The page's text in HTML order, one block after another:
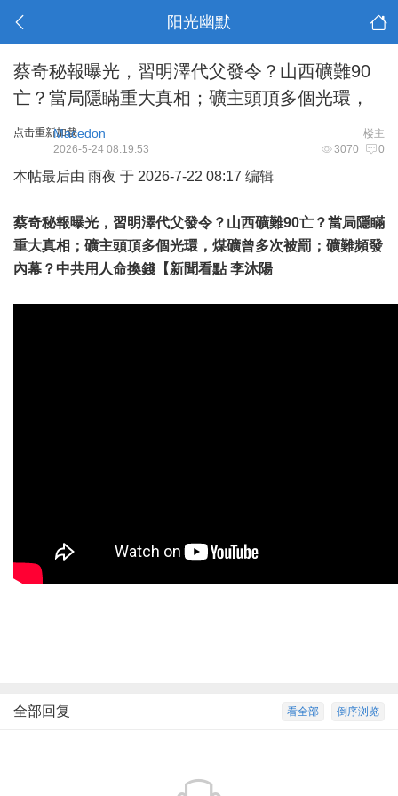
阳光幽默
蔡奇秘報曝光，習明澤代父發令？山西礦難90
亡？當局隱瞞重大真相；礦主頭頂多個光環，
点击重新加载 楼主
Macedon
3070 0
2026-5-24 08:19:53
本帖最后由 雨夜 于 2026-7-22 08:17 编辑
蔡奇秘報曝光，習明澤代父發令？山西礦難90亡？當局隱瞞
重大真相；礦主頭頂多個光環，煤礦曾多次被罰；礦難頻發
內幕？中共用人命換錢【新聞看點 李沐陽
倒序浏览
看全部
全部回复